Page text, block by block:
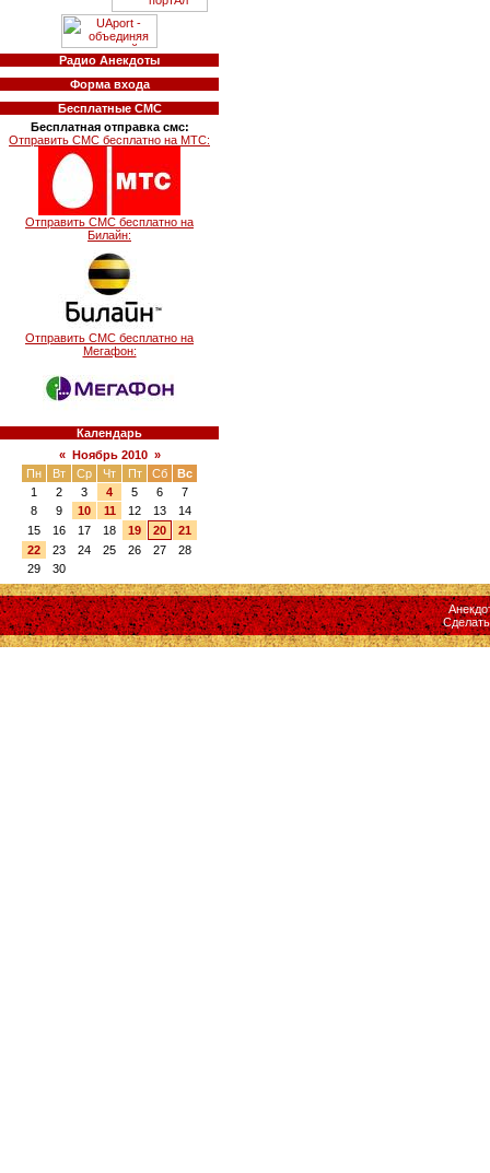
Радио Анекдоты
Форма входа
Бесплатные СМС
Бесплатная отправка смс:
Отправить СМС бесплатно на МТС:
Отправить СМС бесплатно на
Билайн:
Отправить СМС бесплатно на
Мегафон:
Календарь
« Ноябрь 2010 »
Пн
Вт Ср Чт Пт Сб
Вс
1
2 3 4 5 6
7
8
9 10 11 12 13
14
15
16 17 18 19 20
21
22
23 24 25 26 27
28
29
30